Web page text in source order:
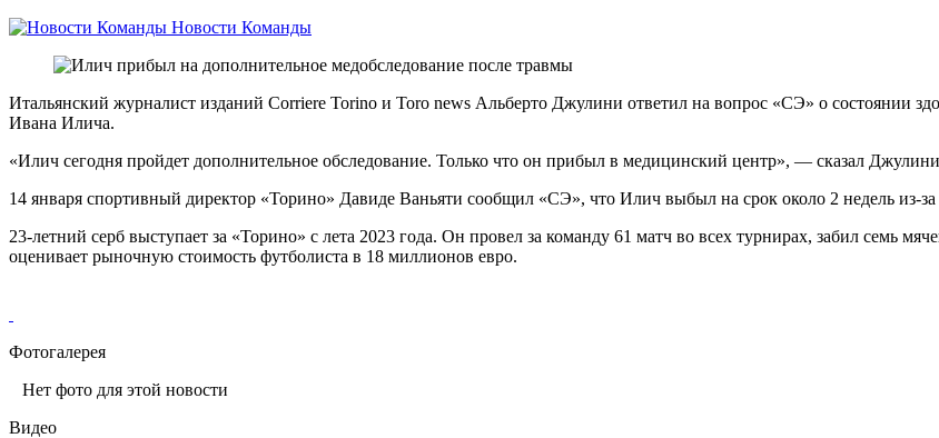
Новости Команды
Итальянский журналист изданий Corriere Torino и Toro news Альберто Джулини ответил на вопрос «СЭ» о состоянии
Ивана Илича.
«Илич сегодня пройдет дополнительное обследование. Только что он прибыл в медицинский центр», — сказал
14 января спортивный директор «Торино» Давиде Ваньяти сообщил «СЭ», что Илич выбыл на срок около 2 недель из-
23-летний серб выступает за «Торино» с лета 2023 года. Он провел за команду 61 матч во всех турнирах, забил семь
оценивает рыночную стоимость футболиста в 18 миллионов евро.
Фотогалерея
Нет фото для этой новости
Видео